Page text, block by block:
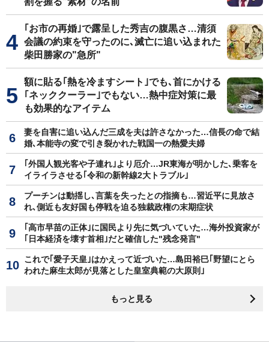
｢お市の再婚｣で露呈した秀吉の腹黒さ…清須
会議の約束を守ったのに､滅亡に追い込まれた
柴田勝家の"急所"
額に貼る｢熱を冷ますシート｣でも､首にかける
｢ネッククーラー｣でもない…熱中症対策に最
も効果的なアイテム
妻を自害に追い込んだ三成を夫は許さなかった…信長の命で結
婚､本能寺の変で引き裂かれた戦国一の熱愛夫婦
｢外国人観光客や子連れ｣より厄介…JR東海が明かした､乗客を
イライラさせる｢令和の新幹線2大トラブル｣
プーチンは動揺し､言葉を失ったとの指摘も…習近平に見放さ
れ､側近も友好国も停戦を迫る独裁政権の末期症状
｢高市早苗の正体｣に国民より先に気づいていた…海外投資家が
｢日本経済を壊す首相｣だと確信した"残念発言"
これで｢愛子天皇｣はかえって近づいた…島田裕巳｢野望にとら
われた麻生太郎が見落とした皇室典範の大原則｣
もっと見る